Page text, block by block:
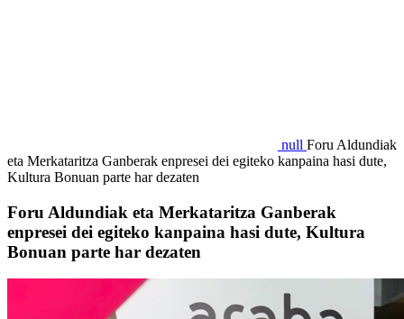
null Foru Aldundiak
eta Merkataritza Ganberak enpresei dei egiteko kanpaina hasi dute,
Kultura Bonuan parte har dezaten
Foru Aldundiak eta Merkataritza Ganberak
enpresei dei egiteko kanpaina hasi dute, Kultura
Bonuan parte har dezaten